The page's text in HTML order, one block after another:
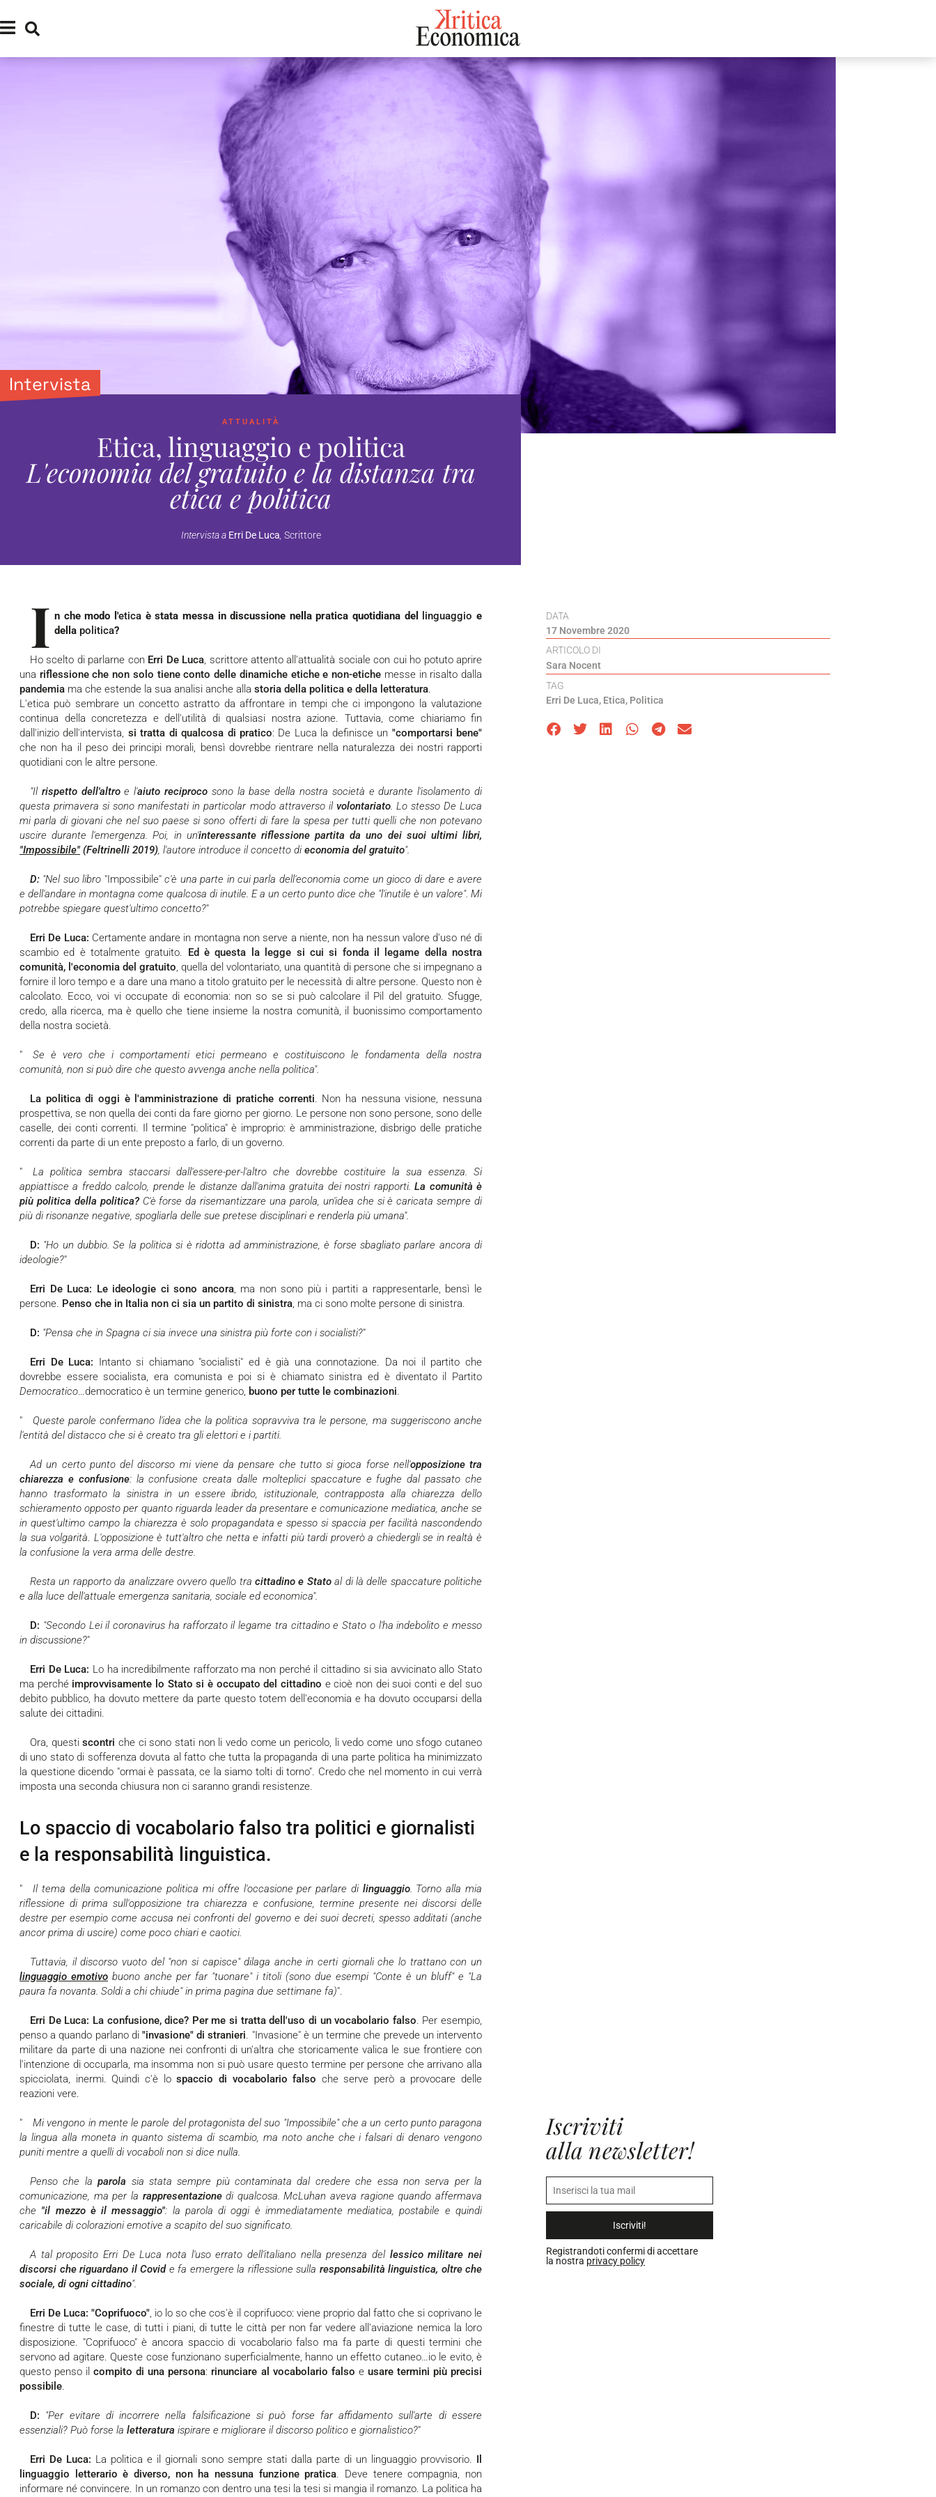
Intervista
ATTUALITÀ
Etica, linguaggio e politica
L'economia del gratuito e la distanza tra
etica e politica
Intervista a Erri De Luca Scrittore
I n che modo l'eticaè stata messa in discussione nella pratica quotidiana del linguaggio e
della politica?
Ho scelto di parlarne conErri De Luca, scrittore attento all'attualità sociale con cui ho potuto aprire
una riflessione che non solo tiene conto delle dinamiche etiche e non-etiche messe in risalto dalla
pandemia ma che estende la sua analisi anche alla storia della politica e della letteratura.
L'etica può sembrare un concetto astratto da affrontare in tempi che ci impongono la valutazione
continua della concretezza e dell'utilità di qualsiasi nostra azione. Tuttavia, come chiariamo fin
dall'inizio dell'intervista, si tratta di qualcosa di pratico: De Luca la definisce un "comportarsi bene"
che non ha il peso dei principi morali, bensì dovrebbe rientrare nella naturalezza dei nostri rapporti
quotidiani con le altre persone.
"Il rispetto dell'altroe l'aiuto reciproco sono la base della nostra società e durante l'isolamento di
questa primavera si sono manifestati in particolar modo attraverso il volontariato. Lo stesso De Luca
mi parla di giovani che nel suo paese si sono offerti di fare la spesa per tutti quelli che non potevano
uscire durante l'emergenza. Poi, in un'interessante riflessione partita da uno dei suoi ultimi libri,
"Impossibile" (Feltrinelli 2019), l'autore introduce il concetto dieconomia del gratuito".
D: "Nel suo libro "Impossibile"c'è una parte in cui parla dell'economia come un gioco di dare e avere
e dell'andare in montagna come qualcosa di inutile. E a un certo punto dice che "l'inutile è un valore". Mi
potrebbe spiegare quest'ultimo concetto?"
Erri De Luca: Certamente andare in montagna non serve a niente, non ha nessun valore d'uso né di
scambio ed è totalmente gratuito. Ed è questa la legge si cui si fonda il legame della nostra
comunità, l'economia del gratuito, quella del volontariato, una quantità di persone che si impegnano a
fornire il loro tempo e a dare una mano a titolo gratuito per le necessità di altre persone. Questo non è
calcolato. Ecco, voi vi occupate di economia: non so se si può calcolare il Pil del gratuito. Sfugge,
credo, alla ricerca, ma è quello che tiene insieme la nostra comunità, il buonissimo comportamento
della nostra società.
"
Se è vero che i comportamenti etici permeano e costituiscono le fondamenta della nostra
comunità, non si può dire che questo avvenga anche nella politica".
La politica di oggi è l'amministrazione di pratiche correnti. Non ha nessuna visione, nessuna
prospettiva, se non quella dei conti da fare giorno per giorno. Le persone non sono persone, sono delle
caselle, dei conti correnti. Il termine "politica" è improprio: è amministrazione, disbrigo delle pratiche
correnti da parte di un ente preposto a farlo, di un governo.
"
La politica sembra staccarsi dall'essere-per-l'altro che dovrebbe costituire la sua essenza. Si
appiattisce a freddo calcolo, prende le distanze dall'anima gratuita dei nostri rapporti.La comunità è
più politica della politica?C'è forse da risemantizzare una parola, un'idea che si è caricata sempre di
più di risonanze negative, spogliarla delle sue pretese disciplinari e renderla più umana".
"Ho un dubbio. Se la politica si è ridotta ad amministrazione, è forse sbagliato parlare ancora di
ideologie?"
Erri De Luca: Le ideologie ci sono ancora, ma non sono più i partiti a rappresentarle, bensì le
persone. Penso che in Italia non ci sia un partito di sinistra, ma ci sono molte persone di sinistra.
"Pensa che in Spagna ci sia invece una sinistra più forte con i socialisti?"
Erri De Luca: Intanto si chiamano "socialisti" ed è già una connotazione. Da noi il partito che
dovrebbe essere socialista, era comunista e poi si è chiamato sinistra ed è diventato il Partito
Democratico…democratico è un termine generico, buono per tutte le combinazioni.
"
Queste parole confermano l'idea che la politica sopravviva tra le persone, ma suggeriscono anche
l'entità del distacco che si è creato tra gli elettori e i partiti.
Ad un certo punto del discorso mi viene da pensare che tutto si gioca forse nell'opposizione tra
chiarezza e confusione: la confusione creata dalle molteplici spaccature e fughe dal passato che
hanno trasformato la sinistra in un essere ibrido, istituzionale, contrapposta alla chiarezza dello
schieramento opposto per quanto riguarda leader da presentare e comunicazione mediatica, anche se
in quest'ultimo campo la chiarezza è solo propagandata e spesso si spaccia per facilità nascondendo
la sua volgarità. L'opposizione è tutt'altro che netta e infatti più tardi proverò a chiedergli se in realtà è
la confusione la vera arma delle destre.
Resta un rapporto da analizzare ovvero quello tra cittadino e Statoal di là delle spaccature politiche
e alla luce dell'attuale emergenza sanitaria, sociale ed economica".
"Secondo Lei il coronavirus ha rafforzato il legame tra cittadino e Stato o l'ha indebolito e messo
in discussione?"
Erri De Luca: Lo ha incredibilmente rafforzato ma non perché il cittadino si sia avvicinato allo Stato
ma perchéimprovvisamente lo Stato si è occupato del cittadino e cioè non dei suoi conti e del suo
debito pubblico, ha dovuto mettere da parte questo totem dell'economia e ha dovuto occuparsi della
salute dei cittadini.
Ora, questiscontri che ci sono stati non li vedo come un pericolo, li vedo come uno sfogo cutaneo
di uno stato di sofferenza dovuta al fatto che tutta la propaganda di una parte politica ha minimizzato
la questione dicendo "ormai è passata, ce la siamo tolti di torno". Credo che nel momento in cui verrà
imposta una seconda chiusura non ci saranno grandi resistenze.
Lo spaccio di vocabolario falso tra politici e giornalisti
e la responsabilità linguistica.
" Il tema della comunicazione politica mi offre l'occasione per parlare di linguaggio. Torno alla mia
riflessione di prima sull'opposizione tra chiarezza e confusione, termine presente nei discorsi delle
destre per esempio come accusa nei confronti del governo e dei suoi decreti, spesso additati (anche
ancor prima di uscire) come poco chiari e caotici.
Tuttavia, il discorso vuoto del "non si capisce" dilaga anche in certi giornali che lo trattano con un
linguaggio emotivo buono anche per far "tuonare" i titoli (sono due esempi "Conte è un bluff" e "La
paura fa novanta. Soldi a chi chiude" in prima pagina due settimane fa)".
Erri De Luca: La confusione, dice? Per me si tratta dell'uso di un vocabolario falso. Per esempio,
penso a quando parlano di "invasione" di stranieri. "Invasione" è un termine che prevede un intervento
militare da parte di una nazione nei confronti di un'altra che storicamente valica le sue frontiere con
l'intenzione di occuparla, ma insomma non si può usare questo termine per persone che arrivano alla
spicciolata, inermi. Quindi c'è lospaccio di vocabolario falso che serve però a provocare delle
reazioni vere.
"
Mi vengono in mente le parole del protagonista del suo "Impossibile" che a un certo punto paragona
la lingua alla moneta in quanto sistema di scambio, ma noto anche che i falsari di denaro vengono
puniti mentre a quelli di vocaboli non si dice nulla.
Penso che laparola sia stata sempre più contaminata dal credere che essa non serva per la
comunicazione, ma per la rappresentazionedi qualcosa. McLuhan aveva ragione quando affermava
che "il mezzo è il messaggio": la parola di oggi è immediatamente mediatica, postabile e quindi
caricabile di colorazioni emotive a scapito del suo significato.
A tal proposito Erri De Luca nota l'uso errato dell'italiano nella presenza del lessico militare nei
discorsi che riguardano il Covide fa emergere la riflessione sulla responsabilità linguistica, oltre che
sociale, di ogni cittadino".
Erri De Luca: "Coprifuoco", io lo so che cos'è il coprifuoco: viene proprio dal fatto che si coprivano le
finestre di tutte le case, di tutti i piani, di tutte le città per non far vedere all'aviazione nemica la loro
disposizione. "Coprifuoco" è ancora spaccio di vocabolario falso ma fa parte di questi termini che
servono ad agitare. Queste cose funzionano superficialmente, hanno un effetto cutaneo…io le evito, è
questo penso ilcompito di una persona: rinunciare al vocabolario falso e usare termini più precisi
possibile.
"Per evitare di incorrere nella falsificazione si può forse far affidamento sull'arte di essere
essenziali? Può forse la letteratura ispirare e migliorare il discorso politico e giornalistico?"
Erri De Luca: La politica e il giornali sono sempre stati dalla parte di un linguaggio provvisorio. Il
linguaggio letterario è diverso, non ha nessuna funzione pratica. Deve tenere compagnia, non
informare né convincere. In un romanzo con dentro una tesi la tesi si mangia il romanzo. La politica ha
DATA
17 Novembre 2020
ARTICOLO DI
Sara Nocent
TAG
Erri De Luca, Etica, Politica
Iscriviti
alla newsletter!
Iscriviti!
Registrandoti confermi di accettare
la nostra privacy policy